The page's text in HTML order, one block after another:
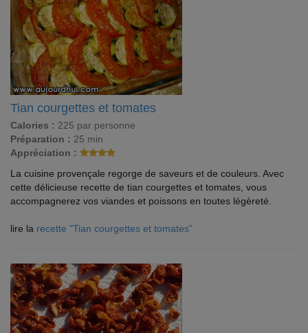
Tian courgettes et tomates
Calories : 225 par personne
Préparation : 25 min
Appréciation :
La cuisine provençale regorge de saveurs et de couleurs. Avec
cette délicieuse recette de tian courgettes et tomates, vous
accompagnerez vos viandes et poissons en toutes légèreté.
lire la recette "Tian courgettes et tomates"